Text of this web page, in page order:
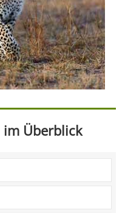
im Überblick